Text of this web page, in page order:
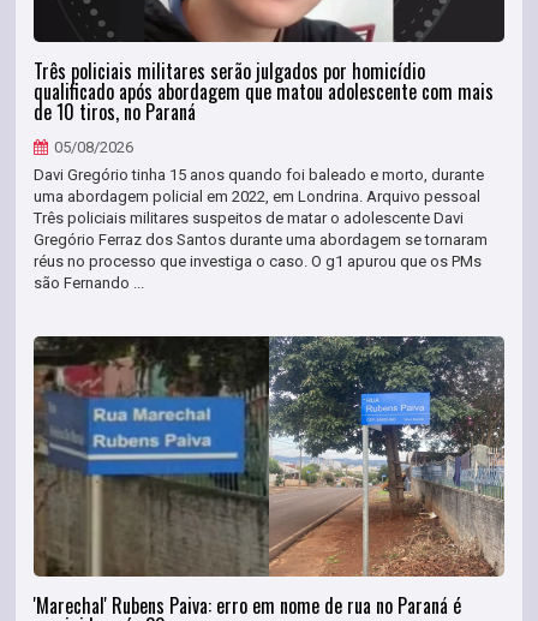
Três policiais militares serão julgados por homicídio
qualificado após abordagem que matou adolescente com mais
de 10 tiros, no Paraná
05/08/2026
Davi Gregório tinha 15 anos quando foi baleado e morto, durante
uma abordagem policial em 2022, em Londrina. Arquivo pessoal
Três policiais militares suspeitos de matar o adolescente Davi
Gregório Ferraz dos Santos durante uma abordagem se tornaram
réus no processo que investiga o caso. O g1 apurou que os PMs
são Fernando ...
'Marechal' Rubens Paiva: erro em nome de rua no Paraná é